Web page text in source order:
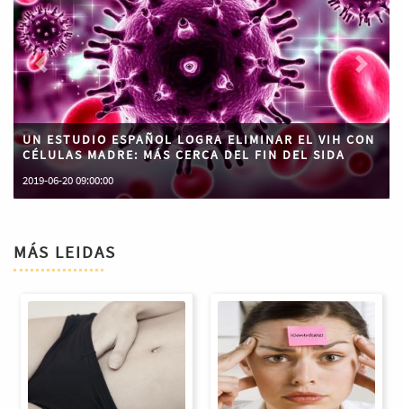
UN ESTUDIO ESPAÑOL LOGRA ELIMINAR EL VIH CON
CÉLULAS MADRE: MÁS CERCA DEL FIN DEL SIDA
2019-06-20 09:00:00
Previous Next
MÁS LEIDAS